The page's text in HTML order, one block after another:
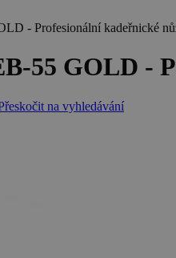
- Profesionální kadeřnické
55 GOLD -
na vyhledávání